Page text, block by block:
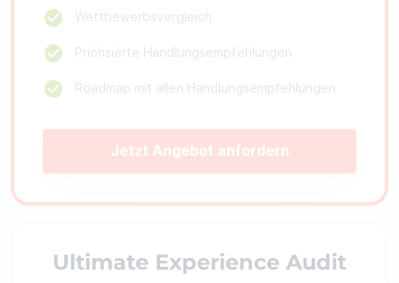
Wettbewerbsvergleich
Priorisierte Handlungsempfehlungen
Roadmap mit allen Handlungsempfehlungen
Jetzt Angebot anfordern
Ultimate Experience Audit